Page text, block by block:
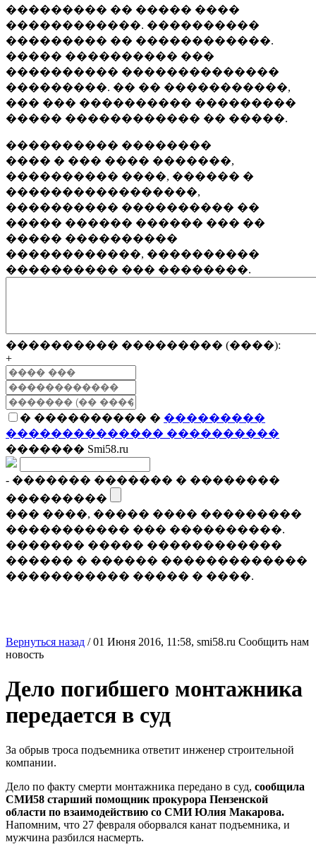
��������� �� ����� ����
������������. ����������
��������� �� ������������.
����� ���������� ���
���������� ��������������
���������. �� �� �����������,
��� ��� ���������� ���������
����� ������������ �� �����.
���������� ��������
���� � ��� ���� �������,
���������� ����, ������ �
�����������������,
���������� ���������� ��
����� ������ ������ ��� ��
����� ����������
������������, ����������
���������� ��� ��������.
���������� ��������� (����):
+
� ���������� � ���������
�������������� ����������
������� Smi58.ru
- ������� ������� � ��������
���������
��� ����, ����� ���� ���������
����������� ��� ����������.
������� ����� ������������
������ � ������ �������������
����������� ����� � ����.
Вернуться назад /01 Июня 2016, 11:58, smi58.ru Сообщить нам
новость
Дело погибшего монтажника
передается в суд
За обрыв троса подъемника ответит инженер строительной
компании.
Дело по факту смерти монтажника передано в суд, сообщила
СМИ58 старший помощник прокурора Пензенской
области по взаимодействию со СМИ Юлия Макарова.
Напомним, что 27 февраля оборвался канат подъемника, и
мужчина разбился насмерть.